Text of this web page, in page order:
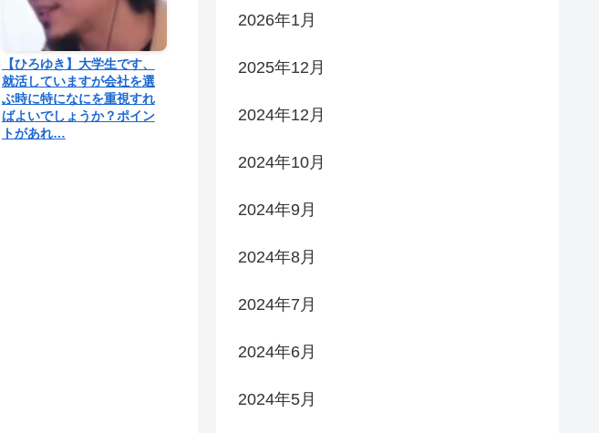
【ひろゆき】大学生です、
就活していますが会社を選
ぶ時に特になにを重視すれ
ばよいでしょうか？ポイン
トがあれ…
2026年1月
2025年12月
2024年12月
2024年10月
2024年9月
2024年8月
2024年7月
2024年6月
2024年5月